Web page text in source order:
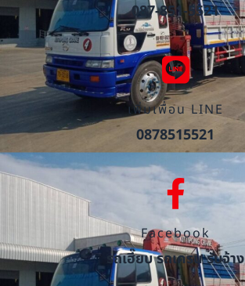
087-851-5521
เพิ่มเพื่อน LINE
0878515521
Facebook
รถเฮี๊ยบ รถเครน รับจ้าง